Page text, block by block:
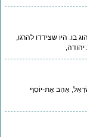
היו שצידדו להרגו,
אָהַב אֶת-יוֹסֵף